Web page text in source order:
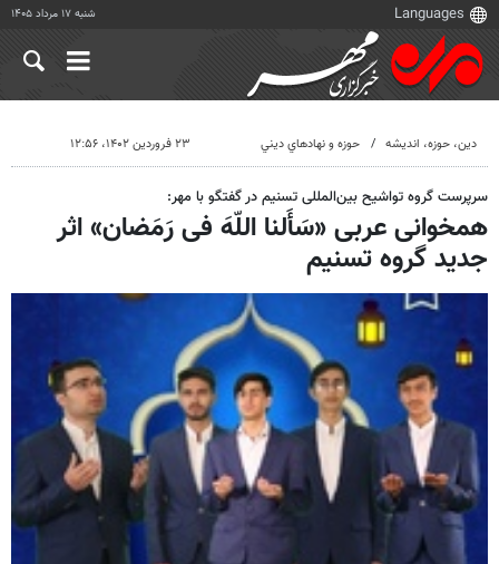
شنبه ۱۷ مرداد ۱۴۰۵
دين، حوزه، انديشه حوزه و نهادهاي ديني ۲۳ فروردین ۱۴۰۲، ۱۲:۵۶
سرپرست گروه تواشیح بین‌المللی تسنیم در گفتگو با مهر:
همخوانی عربی «سَأَلنا اللّهَ فی رَمَضان» اثر
جدید گروه تسنیم